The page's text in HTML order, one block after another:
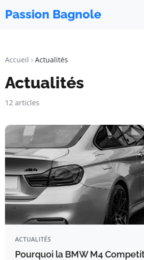
Passion Bagnole
Accueil Actualités
Actualités
12 articles
ACTUALITÉS
Pourquoi la BMW M4